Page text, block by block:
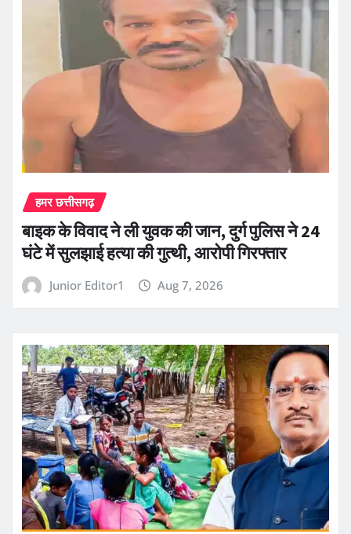
हमर छत्तीसगढ़
बाइक के विवाद ने ली युवक की जान, दुर्ग पुलिस ने 24
घंटे में सुलझाई हत्या की गुत्थी, आरोपी गिरफ्तार
Junior Editor1 Aug 7, 2026